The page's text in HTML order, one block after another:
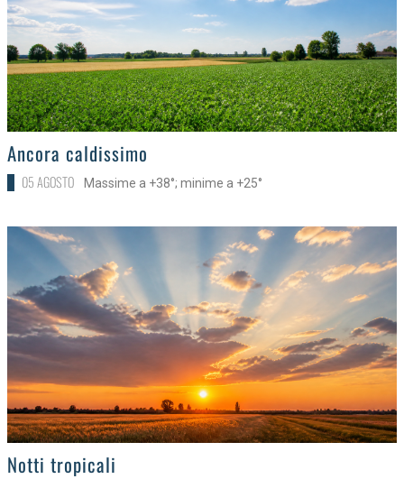
>
Ancora caldissimo
05 AGOSTO Massime a +38°; minime a +25°
>
Notti tropicali